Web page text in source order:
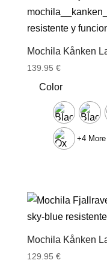
Mochila Kånken
139.95 €
Color
+4 More
Mochila Kånken
129.95 €